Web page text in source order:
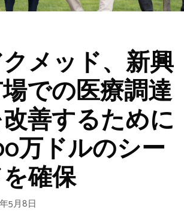
メッド、新興
での医療調達
善するために
万ドルのシー
を確保
5月8日